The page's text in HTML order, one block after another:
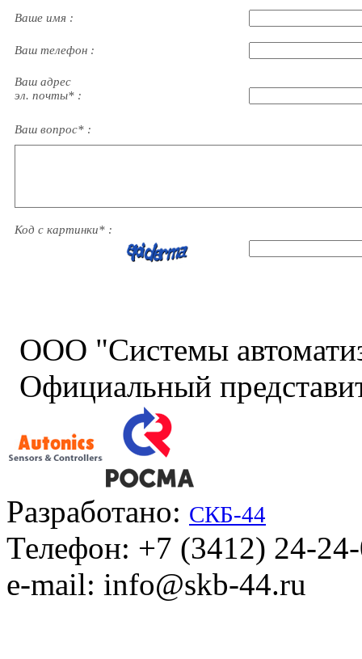
Ваше имя :
Ваш телефон :
Ваш адрес
эл. почты* :
Ваш вопрос* :
Код с картинки* :
ООО "Системы
Официальный
Разработано: СКБ-44
Телефон: +7 (3412) 24-
e-mail: info@skb-44.ru